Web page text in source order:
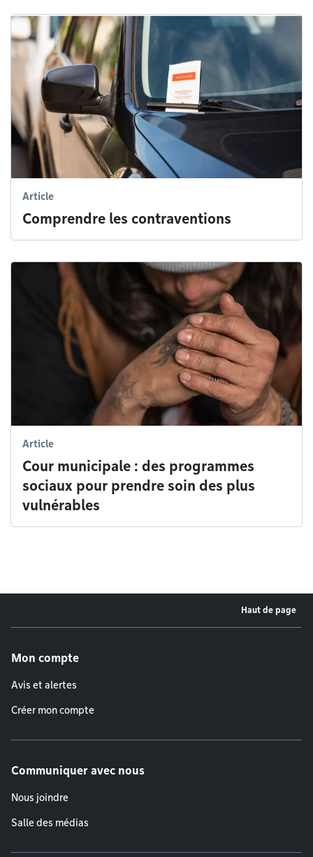
Article
Comprendre les contraventions
Article
Cour municipale : des programmes
sociaux pour prendre soin des plus
vulnérables
Haut de page
Mon compte
Avis et alertes
Créer mon compte
Communiquer avec nous
Nous joindre
Salle des médias